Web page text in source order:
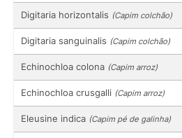
Digitaria horizontalis (Capim colchão)
Digitaria sanguinalis (Capim colchão)
Echinochloa colona (Capim arroz)
Echinochloa crusgalli (Capim arroz)
Eleusine indica (Capim pé de galinha)